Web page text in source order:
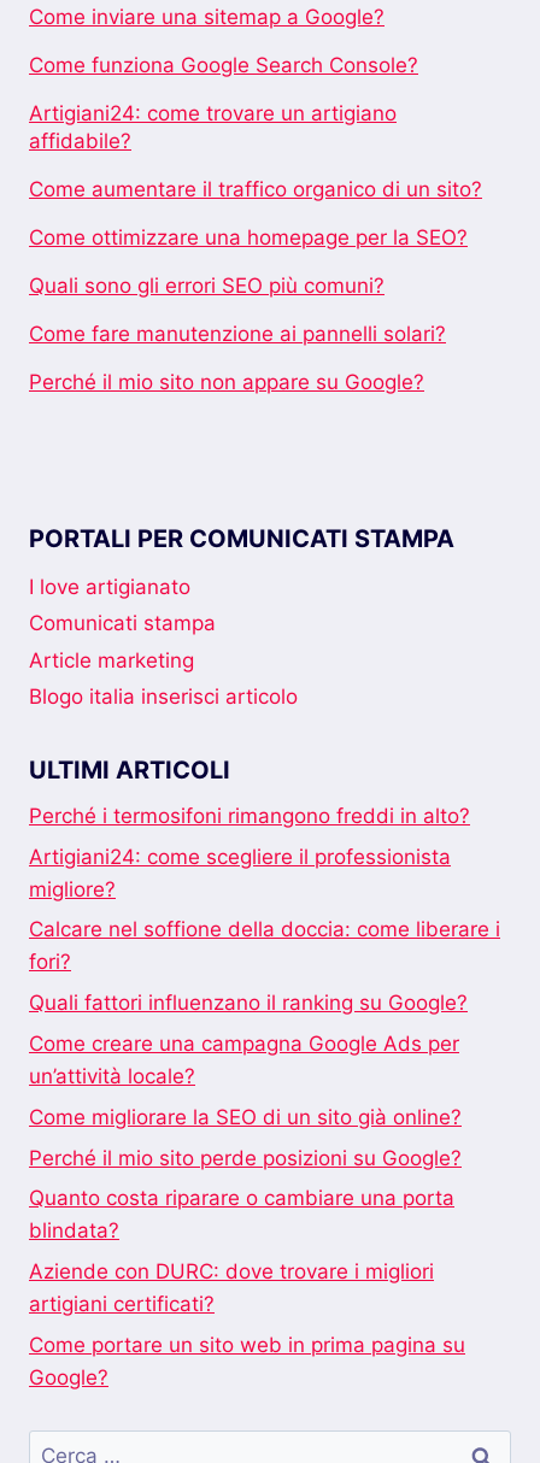
Come inviare una sitemap a Google?
Come funziona Google Search Console?
Artigiani24: come trovare un artigiano
affidabile?
Come aumentare il traffico organico di un sito?
Come ottimizzare una homepage per la SEO?
Quali sono gli errori SEO più comuni?
Come fare manutenzione ai pannelli solari?
Perché il mio sito non appare su Google?
PORTALI PER COMUNICATI STAMPA
I love artigianato
Comunicati stampa
Article marketing
Blogo italia inserisci articolo
ULTIMI ARTICOLI
Perché i termosifoni rimangono freddi in alto?
Artigiani24: come scegliere il professionista
migliore?
Calcare nel soffione della doccia: come liberare i
fori?
Quali fattori influenzano il ranking su Google?
Come creare una campagna Google Ads per
un’attività locale?
Come migliorare la SEO di un sito già online?
Perché il mio sito perde posizioni su Google?
Quanto costa riparare o cambiare una porta
blindata?
Aziende con DURC: dove trovare i migliori
artigiani certificati?
Come portare un sito web in prima pagina su
Google?
Ricerca